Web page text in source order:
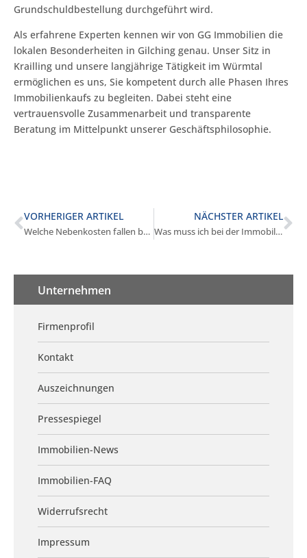
Grundschuldbestellung durchgeführt wird.
Als erfahrene Experten kennen wir von GG Immobilien die
lokalen Besonderheiten in Gilching genau. Unser Sitz in
Krailling und unsere langjährige Tätigkeit im Würmtal
ermöglichen es uns, Sie kompetent durch alle Phasen Ihres
Immobilienkaufs zu begleiten. Dabei steht eine
vertrauensvolle Zusammenarbeit und transparente
Beratung im Mittelpunkt unserer Geschäftsphilosophie.
VORHERIGER ARTIKEL
Welche Nebenkosten fallen beim Immobilienkauf in Gilching an?
NÄCHSTER ARTIKEL
Was muss ich bei der Immobilienbesichtigung in Gilching beachten?
Unternehmen
Firmenprofil
Kontakt
Auszeichnungen
Pressespiegel
Immobilien-News
Immobilien-FAQ
Widerrufsrecht
Impressum